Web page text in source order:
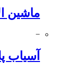
ماشین
−
آسیاب